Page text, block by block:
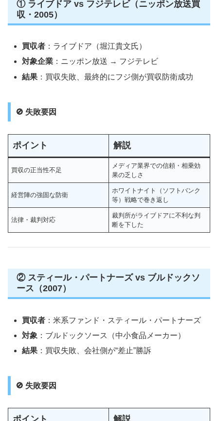
① ライブドア vs フジテレビ（ニッポン放送買
収・2005）
買収者 ：ライブドア（堀江貴文氏）
対象企業 ：ニッポン放送 → フジテレビ
結果 ：買収失敗、最終的にフジ側が買収防衛成功
🚫 失敗要因
ポイント 解説
買収の正当性不足
メディア業界での信頼・相乗効
果の乏しさ
経営陣の強固な防衛
ホワイトナイト（ソフトバンク
等）戦略で巻き返し
法律・裁判対応
裁判所がライブドアに不利な判
断を下した
② スティール・パートナーズ vs ブルドックソ
ース（2007）
買収者 ：米系ファンド・スティール・パートナーズ
対象 ：ブルドックソース（中小食品メーカー）
結果 ：買収失敗、会社側が“差止”勝訴
🚫 失敗要因